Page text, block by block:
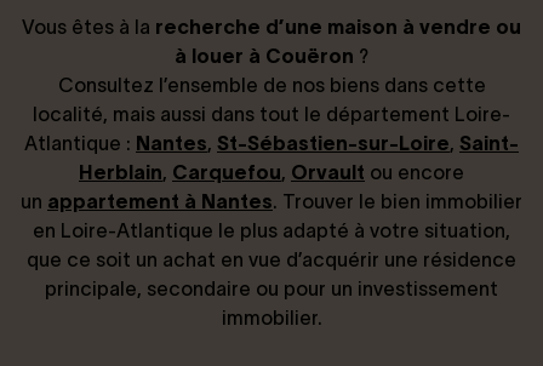
Vous êtes à la recherche d’une maison à vendre ou
à louer à Couëron ?
Consultez l’ensemble de nos biens dans cette
localité, mais aussi dans tout le département Loire-
Atlantique : Nantes, St-Sébastien-sur-Loire, Saint-
Herblain, Carquefou, Orvault ou encore
un appartement à Nantes. Trouver le bien immobilier
en Loire-Atlantique le plus adapté à votre situation,
que ce soit un achat en vue d’acquérir une résidence
principale, secondaire ou pour un investissement
immobilier.